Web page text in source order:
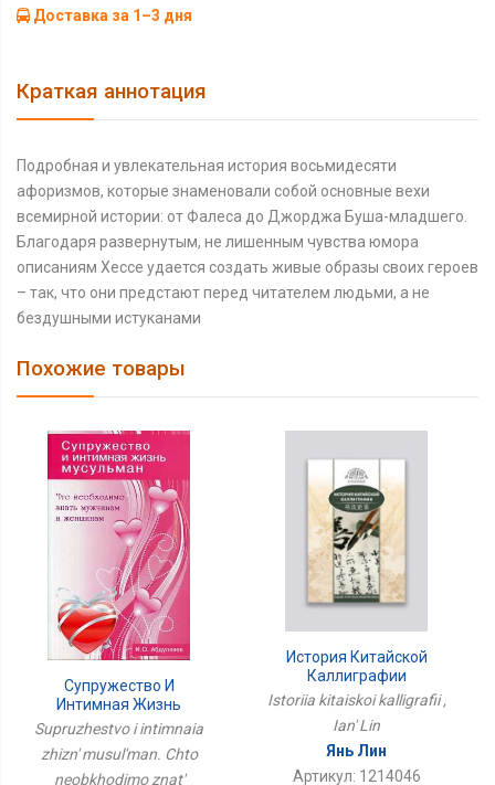
Доставка за 1–3 дня
Краткая аннотация
Подробная и увлекательная история восьмидесяти
афоризмов, которые знаменовали собой основные вехи
всемирной истории: от Фалеса до Джорджа Буша-младшего.
Благодаря развернутым, не лишенным чувства юмора
описаниям Хессе удается создать живые образы своих героев
– так, что они предстают перед читателем людьми, а не
бездушными истуканами
Похожие товары
Супружество И
Интимная Жизнь
Мусульман. Что
Необходимо Знать
Мужчинам И Женщинам
Supruzhestvo i intimnaia
zhizn' musul'man. Chto
neobkhodimo znat'
История Китайской
Каллиграфии
Istoriia kitaiskoi kalligrafii ,
Ian' Lin
Янь Лин
Артикул: 1214046